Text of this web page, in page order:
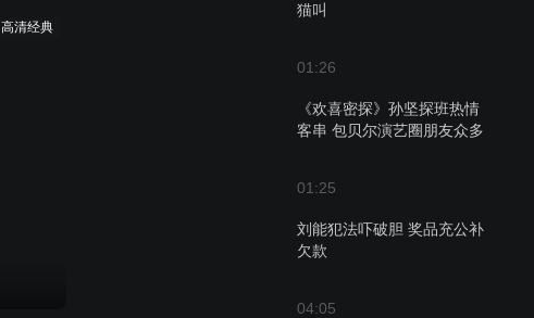
猫叫
01:26
《欢喜密探》孙坚探班热情
客串 包贝尔演艺圈朋友众多
01:25
刘能犯法吓破胆 奖品充公补
欠款
04:05
高清经典